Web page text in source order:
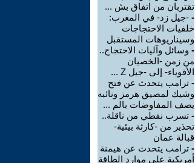
تقتربان من اتفاق بش ...
- -جيل زد- في المغرب:
خلفيات الاحتجاجات
وسيناريوهات المستقبل
- وسائل وآليات الاحتجاج..
من زمن -الخصيان
الأقوياء- إلى -جيل Z ...
- ترامب يتحدث عن فتح
وشيك لمصيق هرمز ونائبه
يصف المفاوضات بالم ...
- تسرب نفطي من ناقلة..
تحذير من -كارثة بيئية-
قبالة عمان
- ترامب يتحدث عن هيمنة
أمريكية على موارد الطاقة